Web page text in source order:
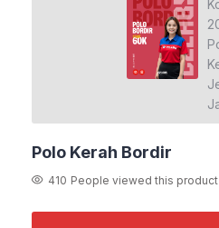
Polo Kerah Bordir
410 People viewed this product